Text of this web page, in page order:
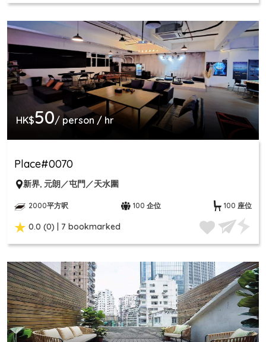
HK$50/ person / hr
Place#0070
新界, 元朗／屯門／天水圍
2000平方呎 100 企位 100 座位
0.0 (0) | 7 bookmarked